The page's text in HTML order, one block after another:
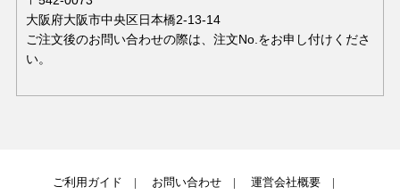
大阪府大阪市中央区日本橋2-13-14
ご注文後のお問い合わせの際は、注文No.をお申し付けくださ
い。
ご利用ガイド お問い合わせ 運営会社概要